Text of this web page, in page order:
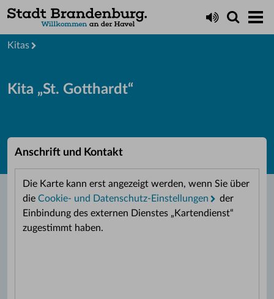
Kitas
Kita „St. Gotthardt“
Anschrift und Kontakt
Die Karte kann erst angezeigt werden, wenn Sie über
die Cookie- und Datenschutz-Einstellungen
der
Einbindung des externen Dienstes „Kartendienst“
zugestimmt haben.